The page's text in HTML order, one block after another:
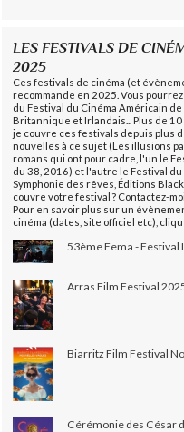
LES FESTIVALS DE
2025
Ces festivals de cinéma (et
recommande en 2025. Vous
du Festival du Cinéma Américain
Britannique et Irlandais... Plus de
je couvre ces festivals depuis plus
nouvelles à ce sujet (Les illusions
romans qui ont pour cadre, l'un le
du 38, 2016) et l'autre le Festival
Symphonie des rêves, Éditions
couvre votre festival ? Contactez-
Pour en savoir plus sur un
cinéma (dates, site officiel etc),
53ème Fema - Festival
Arras Film Festival
Biarritz Film Festival
Cérémonie des César